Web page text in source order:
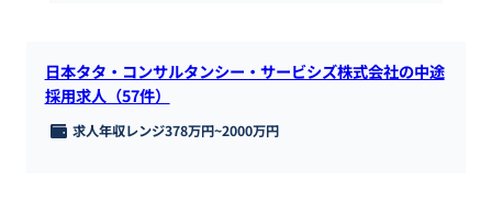
日本タタ・コンサルタンシー・サービシズ株式会社の中途
採用求人（57件）
求人年収レンジ378万円~2000万円